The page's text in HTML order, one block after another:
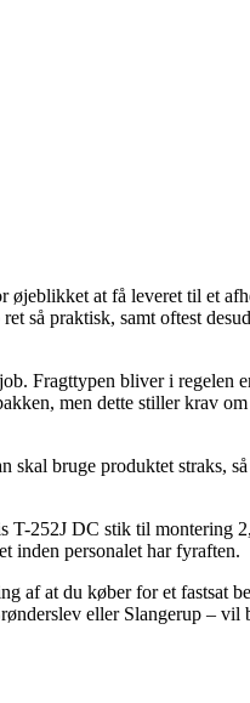
øjeblikket at få leveret til et
så praktisk, samt oftest
Fragttypen bliver i regelen
men dette stiller krav
bruge produktet straks,
T-252J DC stik til montering
inden personalet har fyraften.
af at du køber for et fastsat
eller Slangerup – vil